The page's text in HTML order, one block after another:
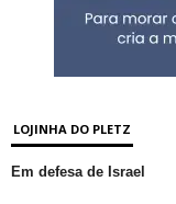
LOJINHA DO PLETZ
Em defesa de Israel